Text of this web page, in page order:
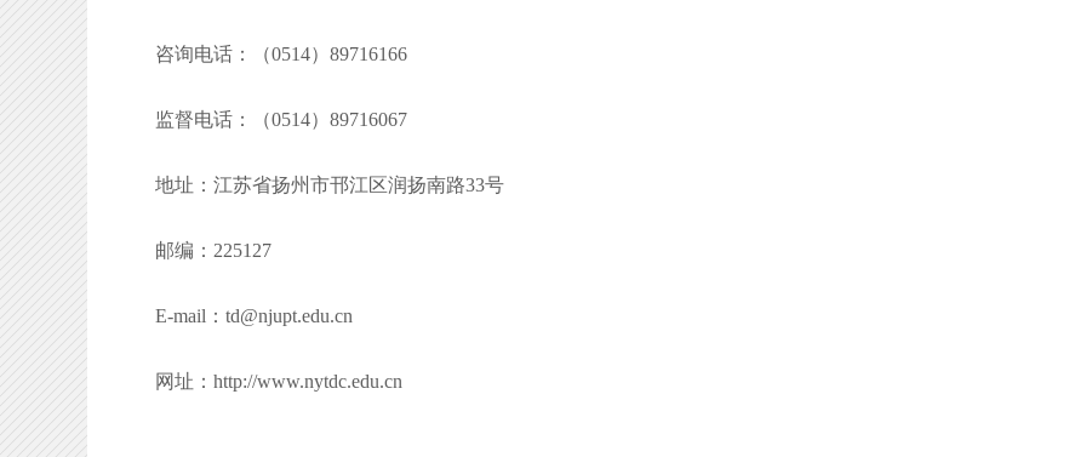
咨询电话：（0514）89716166
监督电话：（0514）89716067
地址：江苏省扬州市邗江区润扬南路33号
邮编：225127
E-mail：td@njupt.edu.cn
网址：http://www.nytdc.edu.cn